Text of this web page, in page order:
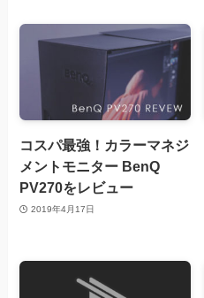
コスパ最強！カラーマネジ
メントモニター BenQ
PV270をレビュー
2019年4月17日